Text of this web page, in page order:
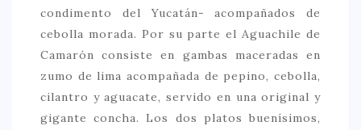
condimento del Yucatán- acompañados de
cebolla morada. Por su parte el Aguachile de
Camarón consiste en gambas maceradas en
zumo de lima acompañada de pepino, cebolla,
cilantro y aguacate, servido en una original y
gigante concha. Los dos platos buenísimos,